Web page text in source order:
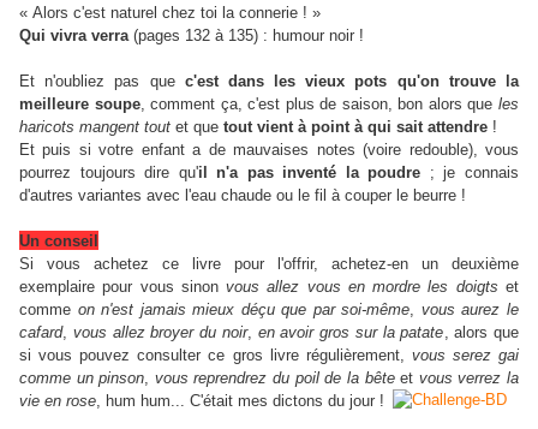
« Alors c'est naturel chez toi la connerie ! »
Qui vivra verra(pages 132 à 135) : humour noir !
Et n'oubliez pas que c'est dans les vieux pots qu'on trouve la
meilleure soupe, comment ça, c'est plus de saison, bon alors queles
haricots mangent tout et que tout vient à point à qui sait attendre !
Et puis si votre enfant a de mauvaises notes (voire redouble), vous
pourrez toujours dire qu'il n'a pas inventé la poudre ; je connais
d'autres variantes avec l'eau chaude ou le fil à couper le beurre !
Un conseil
Si vous achetez ce livre pour l'offrir, achetez-en un deuxième
exemplaire pour vous sinonvous allez vous en mordre les doigts et
comme on n'est jamais mieux déçu que par soi-même, vous aurez le
cafard, vous allez broyer du noir, en avoir gros sur la patate, alors que
si vous pouvez consulter ce gros livre régulièrement, vous serez gai
comme un pinson, vous reprendrez du poil de la bêteet vous verrez la
vie en rose, hum hum... C'était mes dictons du jour !